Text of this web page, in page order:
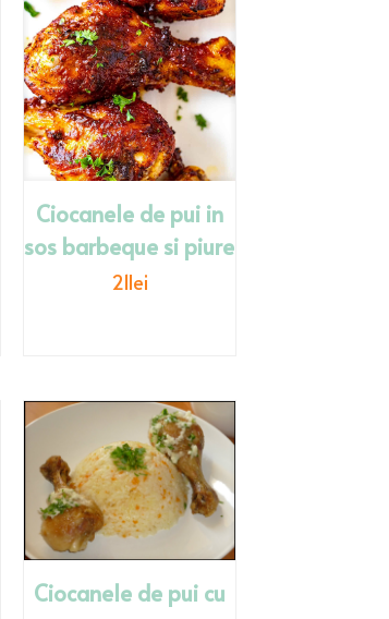
Ciocanele de pui in
sos barbeque si piure
21lei
Ciocanele de pui cu